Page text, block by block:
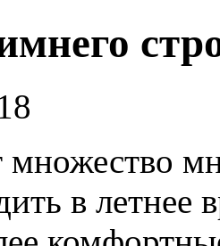
множество
в летнее